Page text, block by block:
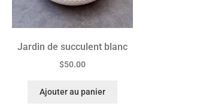
Jardin de succulent blanc
$50.00
Ajouter au panier